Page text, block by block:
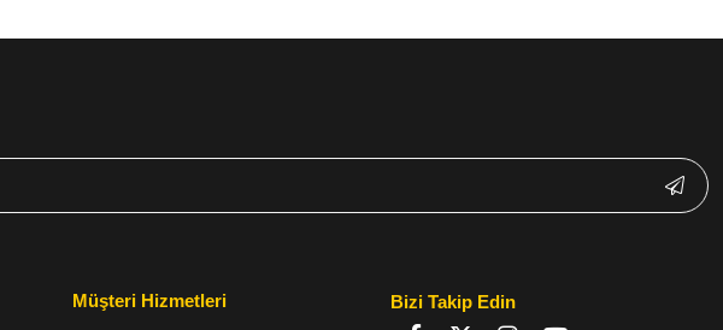
Müşteri Hizmetleri Bizi Takip Edin